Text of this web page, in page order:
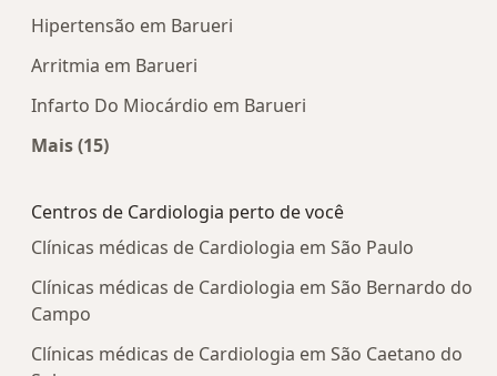
Hipertensão em Barueri
Arritmia em Barueri
Infarto Do Miocárdio em Barueri
Mais (15)
Centros de Cardiologia perto de você
Clínicas médicas de Cardiologia em São Paulo
Clínicas médicas de Cardiologia em São Bernardo do
Campo
Clínicas médicas de Cardiologia em São Caetano do